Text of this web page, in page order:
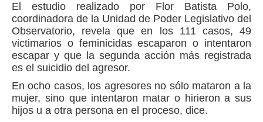
El estudio realizado por Flor Batista Polo,
coordinadora de la Unidad de Poder Legislativo del
Observatorio, revela que en los 111 casos, 49
victimarios o feminicidas escaparon o intentaron
escapar y que la segunda acción más registrada
es el suicidio del agresor.
En ocho casos, los agresores no sólo mataron a la
mujer, sino que intentaron matar o hirieron a sus
hijos u a otra persona en el proceso, dice.